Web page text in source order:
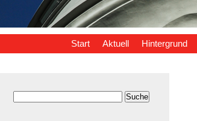
Start Aktuell Hintergrund